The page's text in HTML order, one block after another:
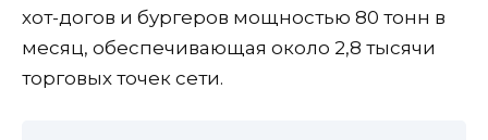
хот-догов и бургеров мощностью 80 тонн в
месяц, обеспечивающая около 2,8 тысячи
торговых точек сети.